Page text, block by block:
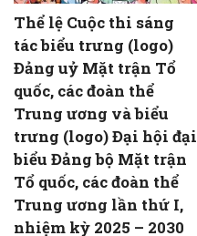
Thể lệ Cuộc thi sáng
tác biểu trưng (logo)
Đảng uỷ Mặt trận Tổ
quốc, các đoàn thể
Trung ương và biểu
trưng (logo) Đại hội đại
biểu Đảng bộ Mặt trận
Tổ quốc, các đoàn thể
Trung ương lần thứ I,
nhiệm kỳ 2025 – 2030